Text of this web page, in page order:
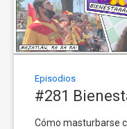
Episodios
#281
Cómo masturbarse